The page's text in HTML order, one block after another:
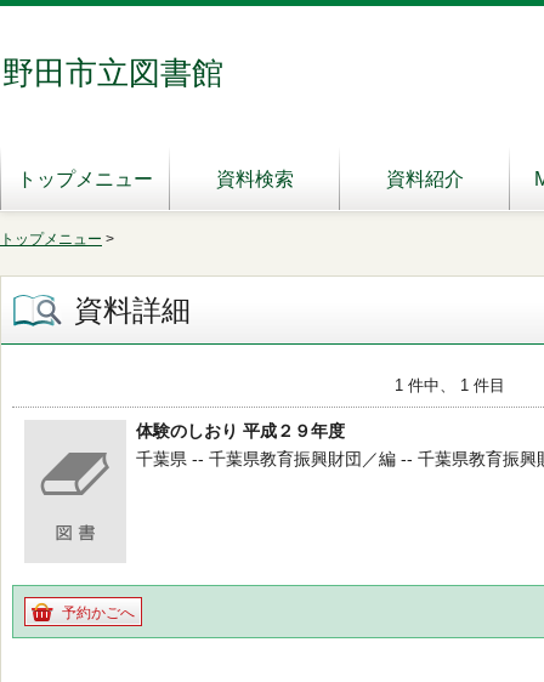
野田市立図書館
トップメニュー 資料検索 資料紹介
トップメニュー >
資料詳細
1 件中、 1 件目
体験のしおり 平成２９年度
千葉県 -- 千葉県教育振興財団／編 -- 千葉県教育振
予約かごへ